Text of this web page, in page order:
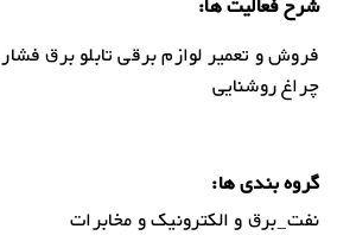
شرح فعالیت ها:
فروش و تعمیر لوازم برقی تابلو برق
چراغ روشنایی
گروه بندی ها:
نفت_برق و الکترونیک و مخابرات